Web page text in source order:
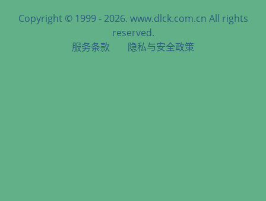
Copyright © 1999 - 2026. www.dlck.com.cn All rights
reserved.
服务条款
隐私与安全政策